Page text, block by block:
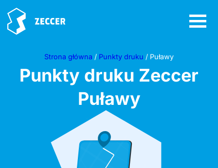
Strona główna / Punkty druku / Puławy
Punkty druku Zeccer
Puławy